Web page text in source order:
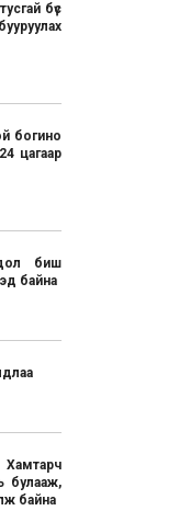
бүс
богино
цагаар
биш
байна
булааж,
байна